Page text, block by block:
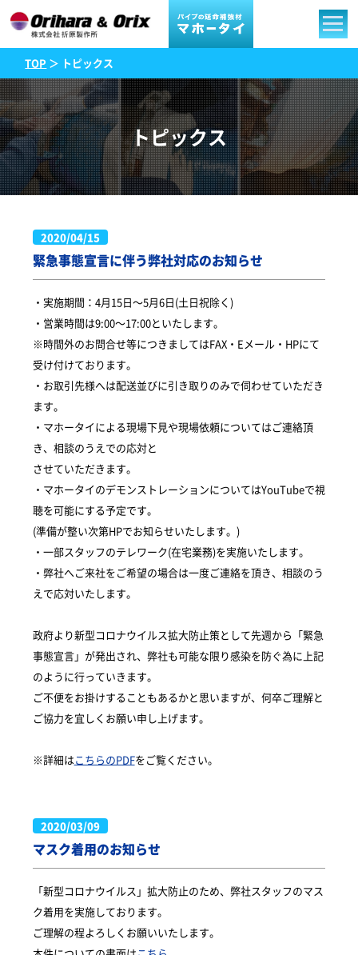
TOP ＞ トピックス
トピックス
2020/04/15
緊急事態宣言に伴う弊社対応のお知らせ
・実施期間：4月15日～5月6日(土日祝除く)
・営業時間は9:00～17:00といたします。
※時間外のお問合せ等につきましてはFAX・Eメール・HPにて
受け付けております。
・お取引先様へは配送並びに引き取りのみで伺わせていただき
ます。
・マホータイによる現場下見や現場依頼についてはご連絡頂
き、相談のうえでの応対と
させていただきます。
・マホータイのデモンストレーションについてはYouTubeで視
聴を可能にする予定です。
(準備が整い次第HPでお知らせいたします。)
・一部スタッフのテレワーク(在宅業務)を実施いたします。
・弊社へご来社をご希望の場合は一度ご連絡を頂き、相談のう
えで応対いたします。
政府より新型コロナウイルス拡大防止策として先週から「緊急
事態宣言」が発出され、弊社も可能な限り感染を防ぐ為に上記
のように行っていきます。
ご不便をお掛けすることもあるかと思いますが、何卒ご理解と
ご協力を宜しくお願い申し上げます。
※詳細はこちらのPDFをご覧ください。
2020/03/09
マスク着用のお知らせ
「新型コロナウイルス」拡大防止のため、弊社スタッフのマス
ク着用を実施しております。
ご理解の程よろしくお願いいたします。